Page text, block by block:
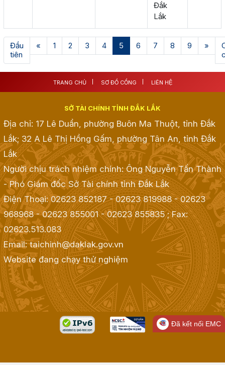
Đắk
Lắk
Đầu
tiên
« 1 2 3 4 5 (current)
6 7 8 9 »
TRANG CHỦ SƠ ĐỒ CỔNG LIÊN HỆ
SỞ TÀI CHÍNH TỈNH ĐẮK LẮK
Địa chỉ: 17 Lê Duẩn, phường Buôn Ma Thuột, tỉnh Đắk
Lắk; 32 A Lê Thị Hồng Gấm, phường Tân An, tỉnh Đắk
Lắk
Người chịu trách nhiệm chính: Ông Nguyễn Tấn Thành
- Phó Giám đốc Sở Tài chính tỉnh Đắk Lắk
Điện Thoại: 02623 852187 - 02623 819988 - 02623
968968 - 02623 855001 - 02623 855835; Fax:
02623.513.083
Email: taichinh@daklak.gov.vn
Website đang chạy thử nghiệm
Đã kết nối EMC